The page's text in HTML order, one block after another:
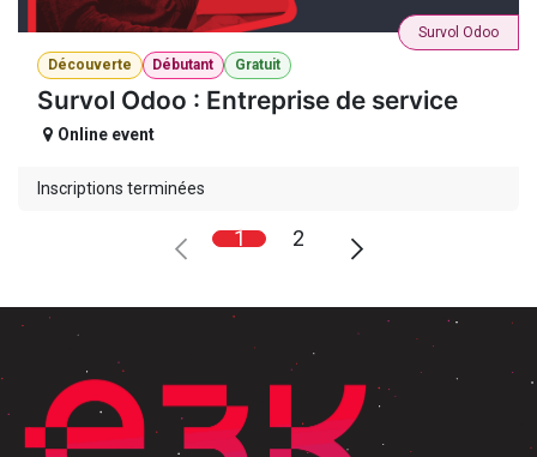
Découverte Débutant Gratuit
Survol Odoo : Entreprise de service
Survol Odoo
Online event
Inscriptions terminées
1 2